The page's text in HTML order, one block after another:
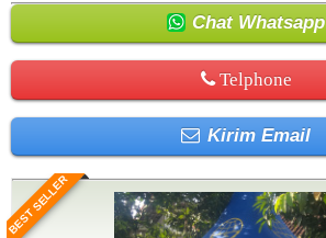
Chat Whatsapp
Telphone
Kirim Email
BEST SELLER